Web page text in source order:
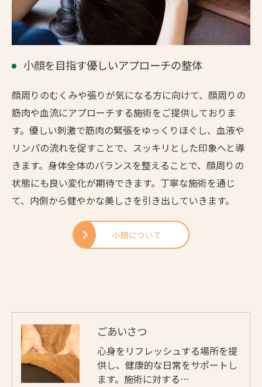
小顔を目指す優しいアプローチの整体
顔周りのむくみや張りが気になる方に向けて、顔周りの
筋肉や血流にアプローチする施術をご提供しておりま
す。優しい刺激で筋肉の緊張をゆっくりほぐし、血液や
リンパの流れを促すことで、スッキリとした印象へと導
きます。身体全体のバランスを整えることで、顔周りの
状態にも良い変化が期待できます。丁寧な施術を通じ
て、内側から健やかな美しさを引き出していきます。
小顔について
ごあいさつ
心身をリフレッシュする場所を提
供し、健康的な日常をサポートし
ます。施術に対する…